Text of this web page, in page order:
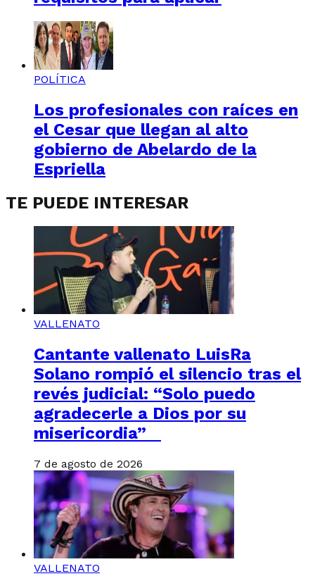
POLÍTICA
Los profesionales con raíces en
el Cesar que llegan al alto
gobierno de Abelardo de la
Espriella
TE PUEDE INTERESAR
VALLENATO
Cantante vallenato LuisRa
Solano rompió el silencio tras el
revés judicial: “Solo puedo
agradecerle a Dios por su
misericordia”
7 de agosto de 2026
VALLENATO